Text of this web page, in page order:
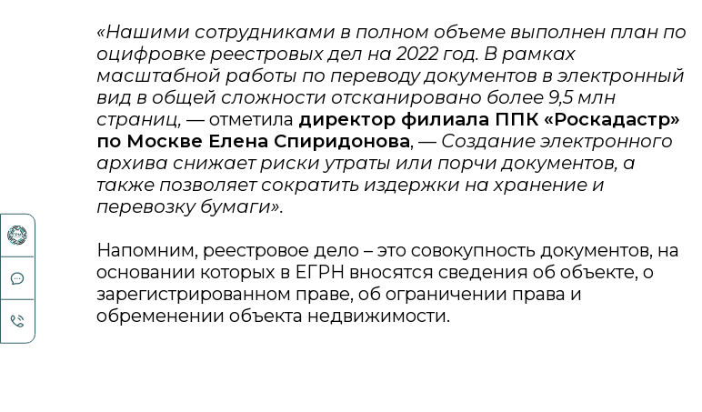
«Нашими сотрудниками в полном объеме выполнен план по
оцифровке реестровых дел на 2022 год. В рамках
масштабной работы по переводу документов в электронный
вид в общей сложности отсканировано более 9,5 млн
страниц, — отметила директор филиала ППК «Роскадастр»
по Москве Елена Спиридонова, —Создание электронного
архива снижает риски утраты или порчи документов, а
также позволяет сократить издержки на хранение и
перевозку бумаги».
Напомним, реестровое дело – это совокупность документов, на
основании которых в ЕГРН вносятся сведения об объекте, о
зарегистрированном праве, об ограничении права и
обременении объекта недвижимости.